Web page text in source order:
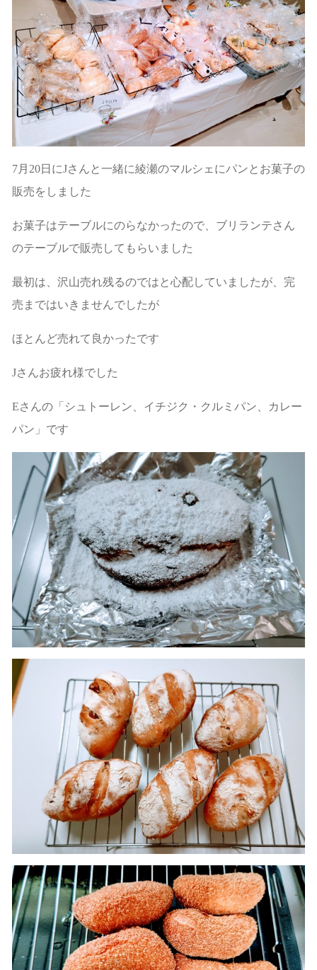
7月20日にJさんと一緒に綾瀬のマルシェにパンとお菓子の
販売をしました
お菓子はテーブルにのらなかったので、ブリランテさん
のテーブルで販売してもらいました
最初は、沢山売れ残るのではと心配していましたが、完
売まではいきませんでしたが
ほとんど売れて良かったです
Jさんお疲れ様でした
Eさんの「シュトーレン、イチジク・クルミパン、カレー
パン」です